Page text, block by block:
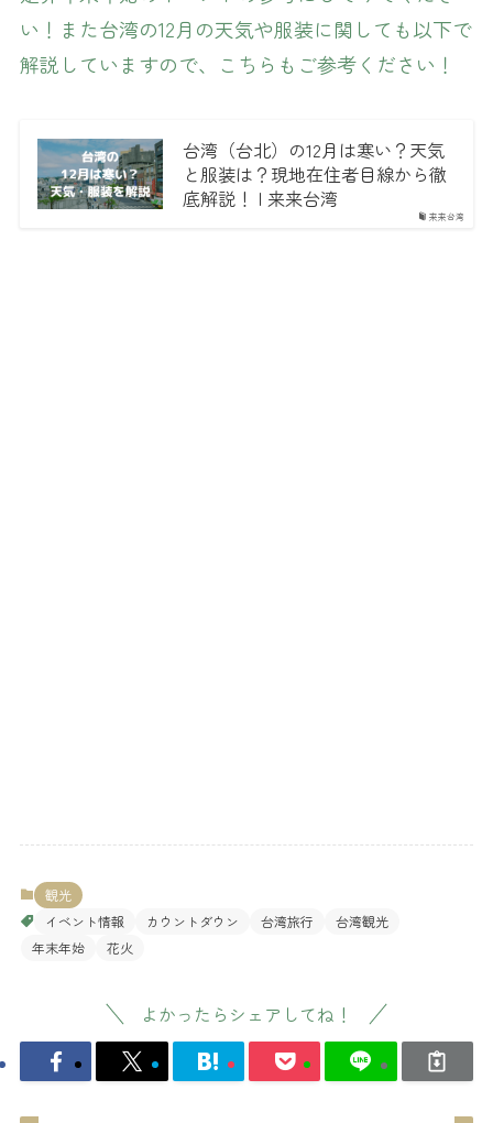
い！また台湾の12月の天気や服装に関しても以下で
解説していますので、こちらもご参考ください！
来来台湾
台湾（台北）の12月は寒い？天気
と服装は？現地在住者目線から徹
底解説！ | 来来台湾
観光
イベント情報
カウントダウン 台湾旅行
台湾観光
年末年始
花火
よかったらシェアしてね！